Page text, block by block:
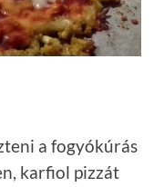
a fogyókúrás
karfiol pizzát